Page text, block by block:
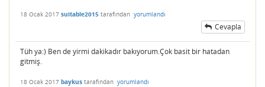
18 Ocak 2017 suitable2015 tarafından yorumlandı
Cevapla
Tüh ya:) Ben de yirmi dakikadır bakıyorum.Çok basit bir hatadan
gitmiş.
18 Ocak 2017 baykus tarafından yorumlandı